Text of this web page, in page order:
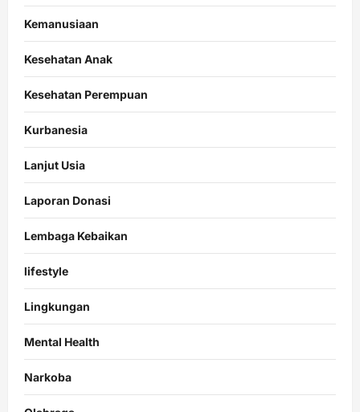
Kemanusiaan
Kesehatan Anak
Kesehatan Perempuan
Kurbanesia
Lanjut Usia
Laporan Donasi
Lembaga Kebaikan
lifestyle
Lingkungan
Mental Health
Narkoba